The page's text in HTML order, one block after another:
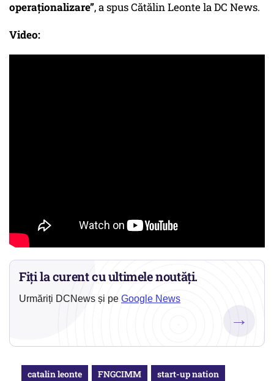
operaționalizare”, a spus Cătălin Leonte la DC News.
Video:
Fiți la curent cu ultimele noutăți.
Urmăriți DCNews și pe Google News
→
catalin leonte FNGCIMM start-up nation